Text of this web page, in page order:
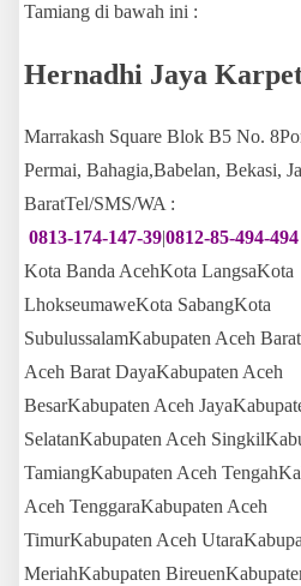
Tamiang di bawah ini :
Hernadhi Jaya
Marrakash Square Blok B5 No.
Permai, Bahagia,Babelan, Bekasi,
BaratTel/SMS/WA :
0813-174-147-39|0812-85-494-494
Kota Banda AcehKota LangsaKota
LhokseumaweKota SabangKota
SubulussalamKabupaten Aceh
Aceh Barat DayaKabupaten Aceh
BesarKabupaten Aceh
SelatanKabupaten Aceh
TamiangKabupaten Aceh
Aceh TenggaraKabupaten Aceh
TimurKabupaten Aceh
MeriahKabupaten